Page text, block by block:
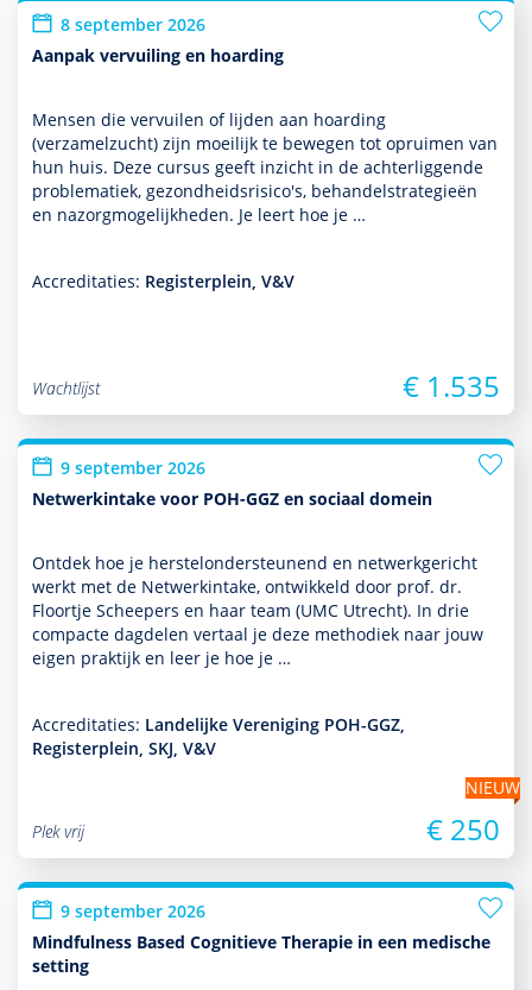
8 september 2026
Aanpak vervuiling en hoarding
Mensen die vervuilen of lijden aan hoarding
(verzamelzucht) zijn moeilijk te bewegen tot opruimen van
hun huis. Deze cursus geeft inzicht in de achterliggende
proble­ma­tiek, gezond­heidsrisico's, behan­delstrategieën
en nazorgmoge­lijk­heden. Je leert hoe je …
Accreditaties: Registerplein, V&V
Wachtlijst € 1.535
9 september 2026
Netwerkintake voor POH-GGZ en sociaal domein
Ontdek hoe je herstelonder­steunend en netwerkgericht
werkt met de Netwerkintake, ontwik­keld door prof. dr.
Floortje Scheepers en haar team (UMC Utrecht). In drie
compacte dagdelen vertaal je deze metho­diek naar jouw
eigen prak­tijk en leer je hoe je …
Accreditaties: Landelijke Vereniging POH-GGZ,
Registerplein, SKJ, V&V
NIEUW
Plek vrij
€ 250
9 september 2026
Mindfulness Based Cognitieve Therapie in een medische
setting